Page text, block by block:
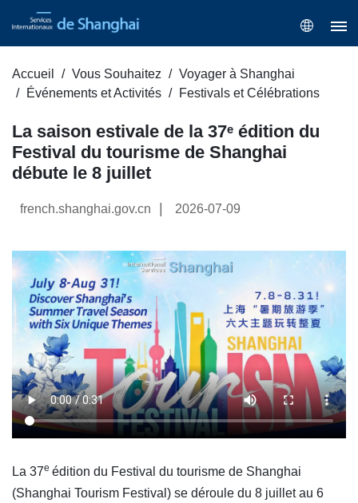
Accueil Vous Souhaitez
Voyager à Shanghai
Événements et Activités
Festivals et Célébrations
La saison estivale de la 37ᵉ édition du
Festival du tourisme de Shanghai
débute le 8 juillet
french.shanghai.gov.cn 2026-07-09
La 37e édition du Festival du tourisme de Shanghai
(Shanghai Tourism Festival) se déroule du 8 juillet au 6